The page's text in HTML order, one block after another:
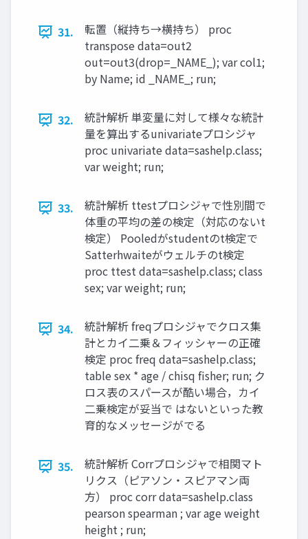
31.
転置（縦持ち→横持ち） proc
transpose data=out2
out=out3(drop=_NAME_); var col1;
by Name; id _NAME_; run;
32.
統計解析 単変量に対して様々な統計
量を算出するunivariateプロシジャ
proc univariate data=sashelp.class;
var weight; run;
33.
統計解析 ttestプロシジャで性別間で
体重の平均の差の検定（対応のないt
検定） Pooledがstudentのt検定で
Satterhwaiteがウェルチのt検定
proc ttest data=sashelp.class; class
sex; var weight; run;
34.
統計解析 freqプロシジャでクロス集
計とカイ二乗＆フィッシャーの正確
検定 proc freq data=sashelp.class;
table sex * age / chisq fisher; run; ク
ロス表のスパースが酷い場合，カイ
二乗検定が妥当で はないといった教
育的なメッセージがでる
35.
統計解析 Corrプロシジャで相関マト
リクス（ピアソン・スピアマン両
方） proc corr data=sashelp.class
pearson spearman ; var age weight
height ; run;